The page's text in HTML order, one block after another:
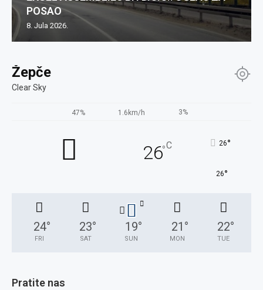
Žepče
Clear Sky
47% 1.6km/h 3%
26°C 26°
26°
24°
FRI
23°
SAT
19°
SUN
21 °
MON
22°
TUE
Pratite nas
POSAO
8. Jula 2026.